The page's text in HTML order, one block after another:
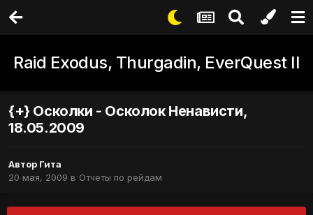
Raid Exodus, Thurgadin, EverQuest II
{+} Осколки - Осколок Ненависти,
18.05.2009
Автор Гита
20 мая, 2009 в Отчеты по рейдам